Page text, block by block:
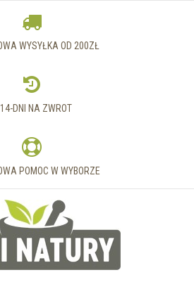
WYSYŁKA OD 200ZŁ
14-DNI NA ZWROT
POMOC W WYBORZE